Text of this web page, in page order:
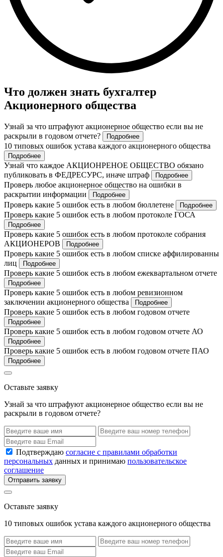
Что должен знать бухгалтер
Акционерного общества
Узнай за что штрафуют акционерное общество если вы не
раскрыли в годовом отчете?
Подробнее
10 типовых ошибок устава каждого акционерного общества
Подробнее
Узнай что каждое АКЦИОНРЕНОЕ ОБЩЕСТВО обязано
публиковать в ФЕДРЕСУРС, иначе штраф
Подробнее
Проверь любое акционерное общество на ошибки в
раскрытии информации
Подробнее
Проверь какие 5 ошибок есть в любом бюллетене Подробнее
Проверь какие 5 ошибок есть в любом протоколе ГОСА
Подробнее
Проверь какие 5 ошибок есть в любом протоколе собрания
АКЦИОНЕРОВ
Подробнее
Проверь какие 5 ошибок есть в любом списке аффилированны
лиц
Подробнее
Проверь какие 5 ошибок есть в любом ежеквартальном отчете
Подробнее
Проверь какие 5 ошибок есть в любом ревизионном
заключении акционерного общества
Подробнее
Проверь какие 5 ошибок есть в любом годовом отчете
Подробнее
Проверь какие 5 ошибок есть в любом годовом отчете АО
Подробнее
Проверь какие 5 ошибок есть в любом годовом отчете ПАО
Подробнее
Оставьте заявку
Узнай за что штрафуют акционерное общество если вы не
раскрыли в годовом отчете?
Подтверждаю согласие с правилами обработки
персональных данных и принимаю пользовательское
соглашение
Отправить заявку
Оставьте заявку
10 типовых ошибок устава каждого акционерного общества